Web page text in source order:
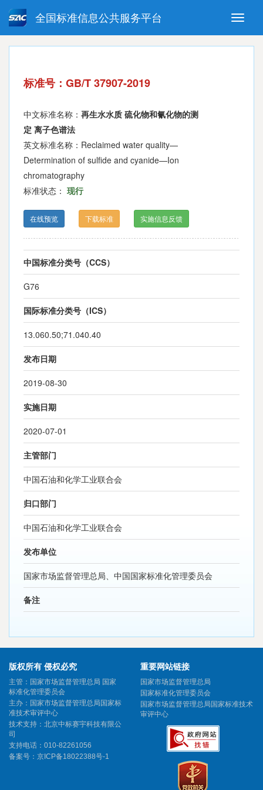
Toggle
全国标准信息公共服务平台
强制性国家标准 推荐性国家标准
指导性技术文件 (National standards in foreign
标准号：GB/T 37907-2019
中文标准名称： 再生水水质 硫化物和氰化物的测
定 离子色谱法
英文标准名称：Reclaimed water quality—
Determination of sulfide and cyanide—Ion
chromatography
标准状态： 现行
在线预览 下载标准 实施信息反馈
中国标准分类号（CCS）
G76
国际标准分类号（ICS）
13.060.50;71.040.40
发布日期
2019-08-30
实施日期
2020-07-01
主管部门
中国石油和化学工业联合会
归口部门
中国石油和化学工业联合会
发布单位
国家市场监督管理总局、中国国家标准化管理委员会
备注
版权所有 侵权必究
主管：国家市场监督管理总局 国家
标准化管理委员会
主办：国家市场监督管理总局国家标
准技术审评中心
技术支持：北京中标赛宇科技有限公
司
支持电话：010-82261056
备案号： 京ICP备18022388号-1
重要网站链接
国家市场监督管理总局
国家标准化管理委员会
国家市场监督管理总局国家标准技术
审评中心